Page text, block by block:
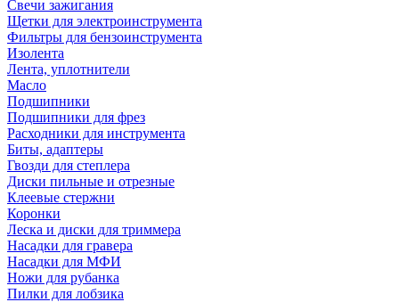
Свечи зажигания
Щетки для электроинструмента
Фильтры для бензоинструмента
Изолента
Лента, уплотнители
Масло
Подшипники
Подшипники для фрез
Расходники для инструмента
Биты, адаптеры
Гвозди для степлера
Диски пильные и отрезные
Клеевые стержни
Коронки
Леска и диски для триммера
Насадки для гравера
Насадки для МФИ
Ножи для рубанка
Пилки для лобзика